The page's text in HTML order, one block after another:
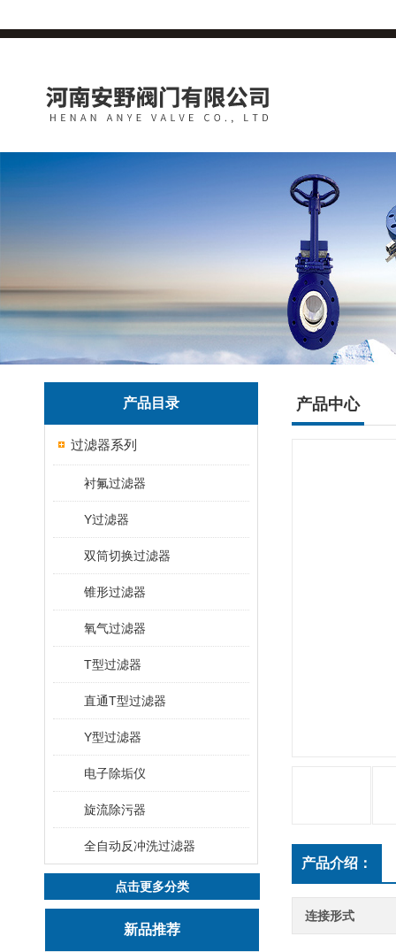
产品目录
过滤器系列
衬氟过滤器
Y过滤器
双筒切换过滤器
锥形过滤器
氧气过滤器
T型过滤器
直通T型过滤器
Y型过滤器
电子除垢仪
旋流除污器
全自动反冲洗过滤器
点击更多分类
新品推荐
产品中心
产品介绍：
连接形式